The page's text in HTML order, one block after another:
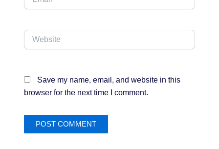
Website
Save my name, email, and website in this
browser for the next time I comment.